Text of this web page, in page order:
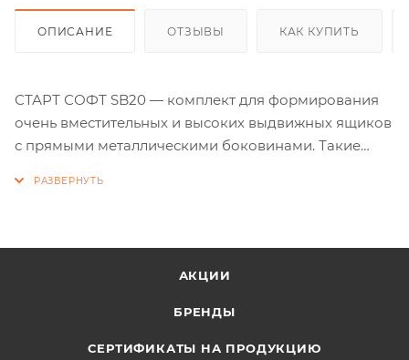
ОПИСАНИЕ ОТЗЫВЫ КАК КУПИТЬ
СТАРТ СОФТ SB20 — комплект для формирования
очень вместительных и высоких выдвижных ящиков
с прямыми металлическими боковинами. Такие
выдвижение и плавное доведение при закрывании.
Направляющие системы оснащены зубчато-
обеспечивающим равномерный ход и
АКЦИИ
БРЕНДЫ
СЕРТИФИКАТЫ НА ПРОДУКЦИЮ